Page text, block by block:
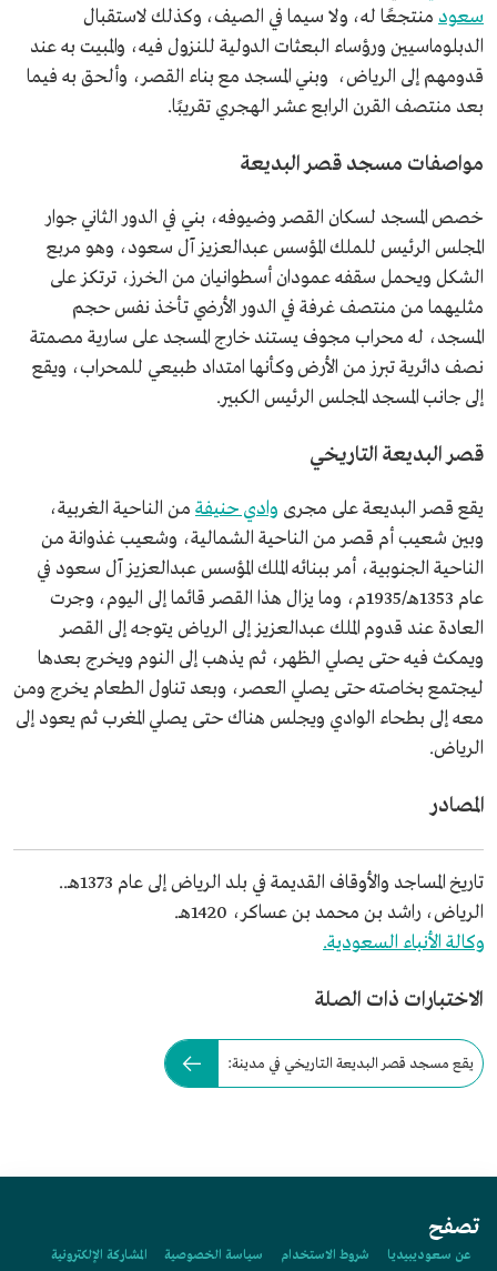
سعود منتجعًا له، ولا سيما في الصيف، وكذلك لاستقبال
الدبلوماسيين ورؤساء البعثات الدولية للنزول فيه، والمبيت به عند
قدومهم إلى الرياض، وبني المسجد مع بناء القصر، وألحق به فيما
بعد منتصف القرن الرابع عشر الهجري تقريبًا.
مواصفات مسجد قصر البديعة
خصص المسجد لسكان القصر وضيوفه، بني في الدور الثاني جوار
المجلس الرئيس للملك المؤسس عبدالعزيز آل سعود، وهو مربع
الشكل ويحمل سقفه عمودان أسطوانيان من الخرز، ترتكز على
مثليهما من منتصف غرفة في الدور الأرضي تأخذ نفس حجم
المسجد، له محراب مجوف يستند خارج المسجد على سارية مصمتة
نصف دائرية تبرز من الأرض وكأنها امتداد طبيعي للمحراب، ويقع
إلى جانب المسجد المجلس الرئيس الكبير.
قصر البديعة التاريخي
يقع قصر البديعة على مجرى وادي حنيفة من الناحية الغربية،
وبين شعيب أم قصر من الناحية الشمالية، وشعيب غذوانة من
الناحية الجنوبية، أمر ببنائه الملك المؤسس عبدالعزيز آل سعود في
عام 1353هـ/1935م، وما يزال هذا القصر قائما إلى اليوم، وجرت
العادة عند قدوم الملك عبدالعزيز إلى الرياض يتوجه إلى القصر
ويمكث فيه حتى يصلي الظهر، ثم يذهب إلى النوم ويخرج بعدها
ليجتمع بخاصته حتى يصلي العصر، وبعد تناول الطعام يخرج ومن
معه إلى بطحاء الوادي ويجلس هناك حتى يصلي المغرب ثم يعود إلى
الرياض.
المصادر
تاريخ المساجد والأوقاف القديمة في بلد الرياض إلى عام 1373هـ..
الرياض، راشد بن محمد بن عساكر، 1420هـ.
وكالة الأنباء السعودية.
الاختبارات ذات الصلة
يقع مسجد قصر البديعة التاريخي في مدينة:
تصفح
عن سعوديبيديا شروط الاستخدام سياسة الخصوصية المشاركة الإلكترونية